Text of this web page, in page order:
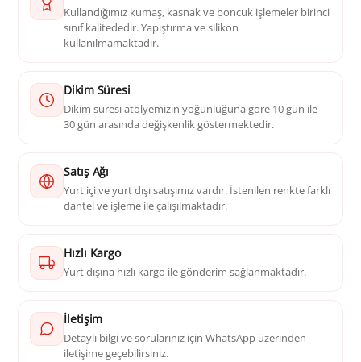
Kullandığımız kumaş, kasnak ve boncuk işlemeler birinci
sınıf kalitededir. Yapıştırma ve silikon
kullanılmamaktadır.
Dikim Süresi
Dikim süresi atölyemizin yoğunluğuna göre 10 gün ile
30 gün arasında değişkenlik göstermektedir.
Satış Ağı
Yurt içi ve yurt dışı satışımız vardır. İstenilen renkte farklı
dantel ve işleme ile çalışılmaktadır.
Hızlı Kargo
Yurt dışına hızlı kargo ile gönderim sağlanmaktadır.
İletişim
Detaylı bilgi ve sorularınız için WhatsApp üzerinden
iletişime geçebilirsiniz.